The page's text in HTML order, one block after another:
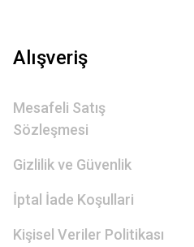
Alışveriş
Mesafeli Satış
Sözleşmesi
Gizlilik ve Güvenlik
İptal İade Koşullari
Kişisel Veriler Politikası